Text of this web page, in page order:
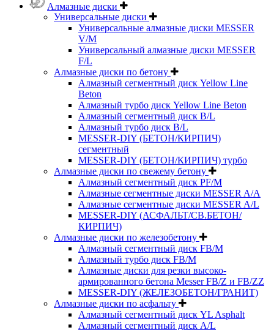
Алмазные диски
Универсальные диски
Универсальные алмазные диски MESSER
V/M
Универсальный алмазные диски MESSER
F/L
Алмазные диски по бетону
Алмазный сегментный диск Yellow Line
Beton
Алмазный турбо диск Yellow Line Beton
Алмазный сегментный диск B/L
Алмазный турбо диск B/L
MESSER-DIY (БЕТОН/КИРПИЧ)
сегментный
MESSER-DIY (БЕТОН/КИРПИЧ) турбо
Алмазные диски по свежему бетону
Алмазный сегментный диск PF/M
Алмазные сегментные диски MESSER A/A
Алмазные сегментные диски MESSER A/L
MESSER-DIY (АСФАЛЬТ/СВ.БЕТОН/
КИРПИЧ)
Алмазные диски по железобетону
Алмазный сегментный диск FB/M
Алмазный турбо диск FB/M
Алмазные диски для резки высоко-
армированного бетона Messer FB/Z и FB/ZZ
MESSER-DIY (ЖЕЛЕЗОБЕТОН/ГРАНИТ)
Алмазные диски по асфальту
Алмазный сегментный диск YL Asphalt
Алмазный сегментный диск A/L